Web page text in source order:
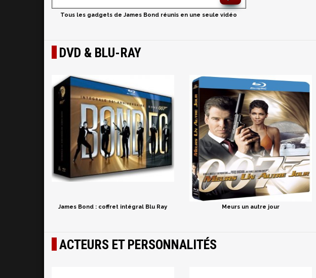
Tous les gadgets de James Bond réunis en une seule vidéo
DVD & BLU-RAY
James Bond : coffret intégral Blu Ray Meurs un autre jour
ACTEURS ET PERSONNALITÉS